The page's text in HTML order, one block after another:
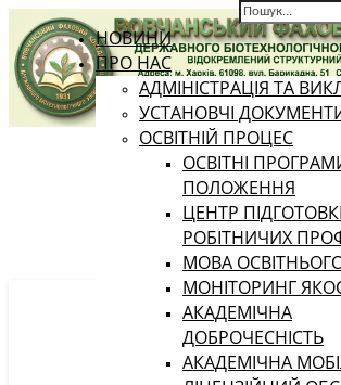
НОВИНИ
ПРО НАС
АДМІНІСТРАЦІЯ ТА
УСТАНОВЧІ
ОСВІТНІЙ ПРОЦЕС
ОСВІТНІ
ПОЛОЖЕННЯ
ЦЕНТР
РОБІТНИЧИХ
МОВА
МОНІТОРИНГ
АКАДЕМІЧНА
ДОБРОЧЕСНІСТЬ
АКАДЕМІЧНА